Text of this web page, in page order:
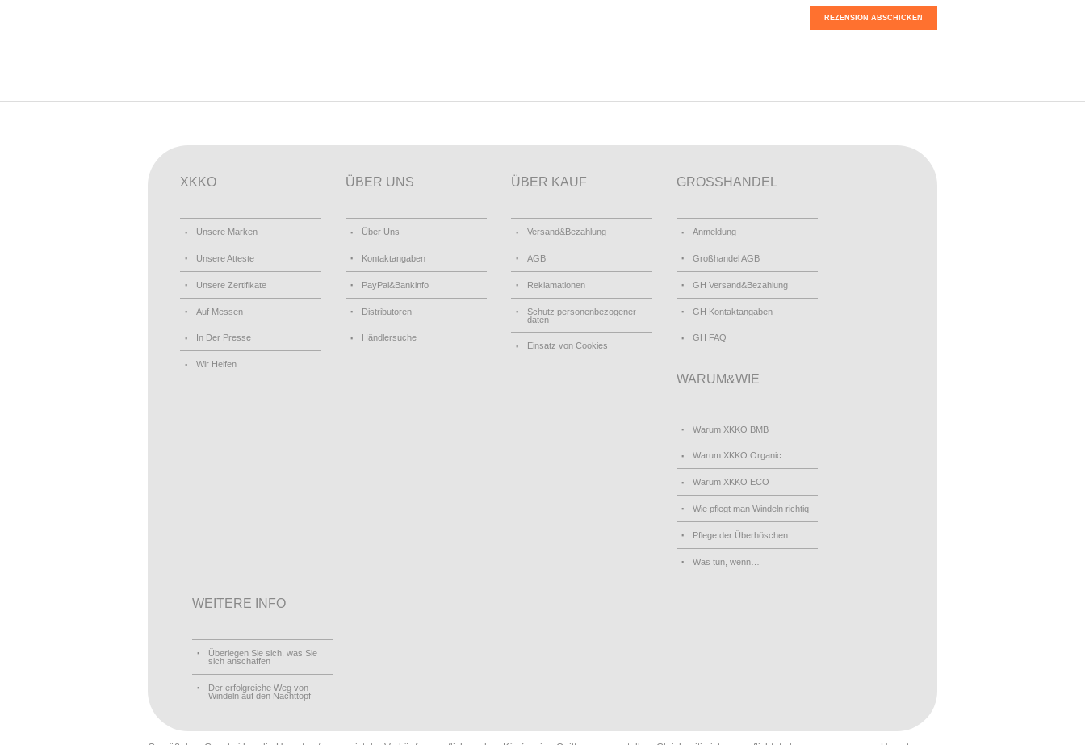
REZENSION ABSCHICKEN
XKKO
Unsere Marken
Unsere Atteste
Unsere Zertifikate
Auf Messen
In Der Presse
Wir Helfen
ÜBER UNS
Über Uns
Kontaktangaben
PayPal&Bankinfo
Distributoren
Händlersuche
ÜBER KAUF
Versand&Bezahlung
AGB
Reklamationen
Schutz personenbezogener
daten
Einsatz von Cookies
GROSSHANDEL
Anmeldung
Großhandel AGB
GH Versand&Bezahlung
GH Kontaktangaben
GH FAQ
WARUM&WIE
Warum XKKO BMB
Warum XKKO Organic
Warum XKKO ECO
Wie pflegt man Windeln richtiq
Pflege der Überhöschen
Was tun, wenn…
WEITERE INFO
Überlegen Sie sich, was Sie
sich anschaffen
Der erfolgreiche Weg von
Windeln auf den Nachttopf